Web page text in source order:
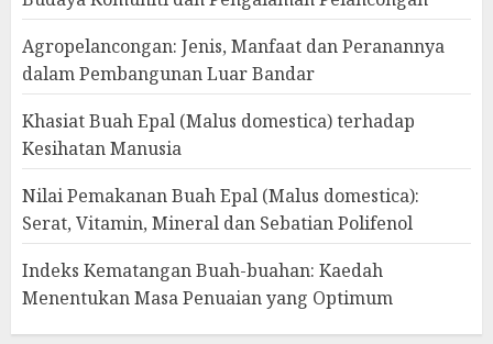
Agropelancongan: Jenis, Manfaat dan Peranannya
dalam Pembangunan Luar Bandar
Khasiat Buah Epal (Malus domestica) terhadap
Kesihatan Manusia
Nilai Pemakanan Buah Epal (Malus domestica):
Serat, Vitamin, Mineral dan Sebatian Polifenol
Indeks Kematangan Buah-buahan: Kaedah
Menentukan Masa Penuaian yang Optimum